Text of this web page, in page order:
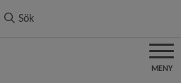
Sök
MENY